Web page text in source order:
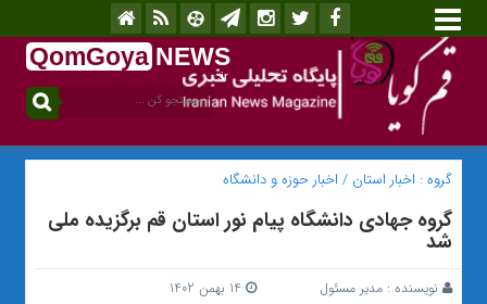
QomGoya NEWS
.ir
گروه : اخبار استان / اخبار حوزه و دانشگاه
گروه جهادی دانشگاه پیام نور استان قم برگزیده ملی
شد
نویسنده : مدیر مسئول